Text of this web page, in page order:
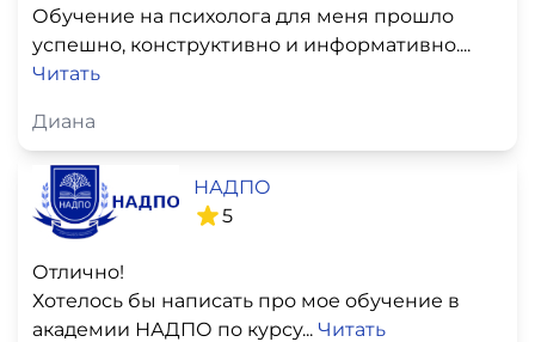
Обучение на психолога для меня прошло
успешно, конструктивно и информативно....
Читать
Диана
НАДПО
5
Отлично!
Хотелось бы написать про мое обучение в
академии НАДПО по курсу... Читать